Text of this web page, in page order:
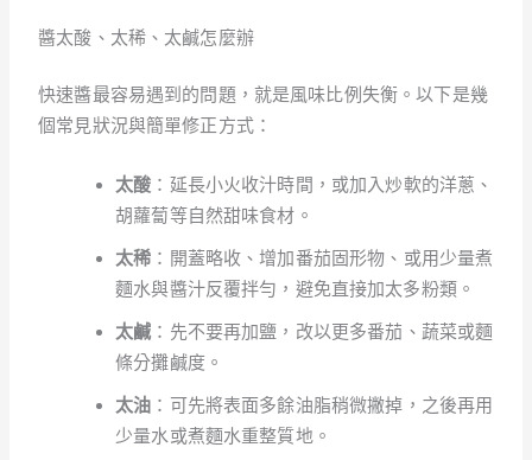
醬太酸、太稀、太鹹怎麼辦
快速醬最容易遇到的問題，就是風味比例失衡。以下是幾
個常見狀況與簡單修正方式：
太酸 ：延長小火收汁時間，或加入炒軟的洋蔥、
胡蘿蔔等自然甜味食材。
太稀 ：開蓋略收、增加番茄固形物、或用少量煮
麵水與醬汁反覆拌勻，避免直接加太多粉類。
太鹹 ：先不要再加鹽，改以更多番茄、蔬菜或麵
條分攤鹹度。
太油 ：可先將表面多餘油脂稍微撇掉，之後再用
少量水或煮麵水重整質地。